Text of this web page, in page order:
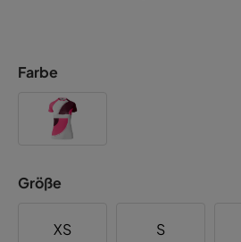
Farbe
Größe
XS S